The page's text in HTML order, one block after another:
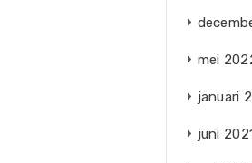
mei
januari
juni